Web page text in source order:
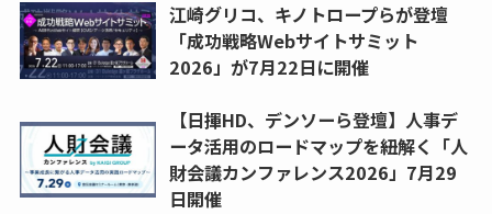
江崎グリコ、キノトロープらが登壇
「成功戦略Webサイトサミット
2026」が7月22日に開催
【日揮HD、デンソーら登壇】人事デ
ータ活用のロードマップを紐解く「人
財会議カンファレンス2026」7月29
日開催